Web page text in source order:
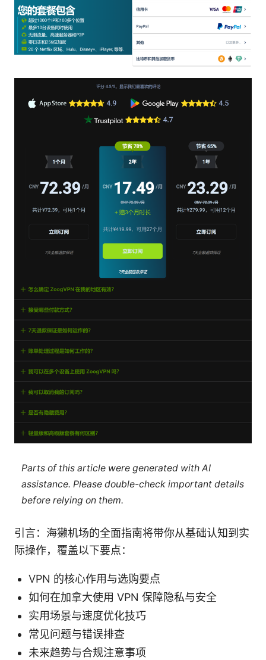
Parts of this article were generated with AI
assistance. Please double-check important details
before relying on them.
引言：海獭机场的全面指南将带你从基础认知到实
际操作，覆盖以下要点：
VPN 的核心作用与选购要点
如何在加拿大使用 VPN 保障隐私与安全
实用场景与速度优化技巧
常见问题与错误排查
未来趋势与合规注意事项